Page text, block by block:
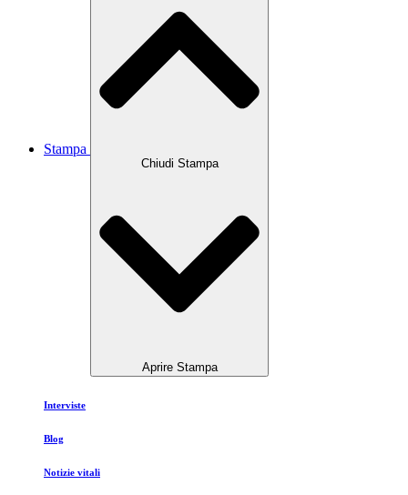
Stampa
Chiudi Stampa
Aprire Stampa
Interviste
Blog
Notizie vitali